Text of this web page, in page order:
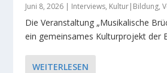
Juni 8, 2026 | Interviews, Kultur|Bildung,
Die Veranstaltung „Musikalische
ein gemeinsames Kulturprojekt der
WEITERLESEN